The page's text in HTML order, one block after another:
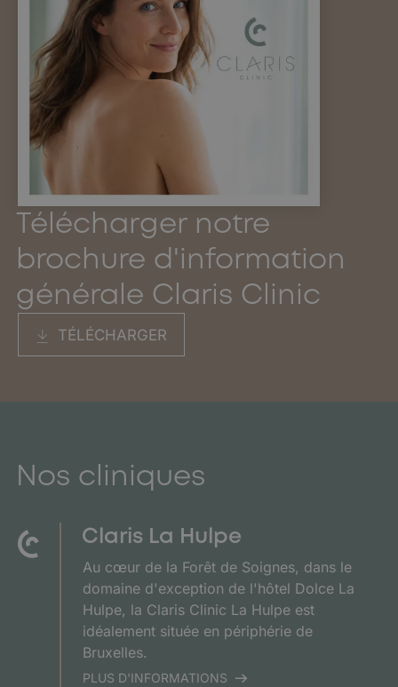
Télécharger notre
brochure d'information
générale Claris Clinic
TÉLÉCHARGER
Nos cliniques
Claris La Hulpe
Au cœur de la Forêt de Soignes, dans le
domaine d'exception de l'hôtel Dolce La
Hulpe, la Claris Clinic La Hulpe est
idéalement située en périphérie de
Bruxelles.
PLUS D'INFORMATIONS